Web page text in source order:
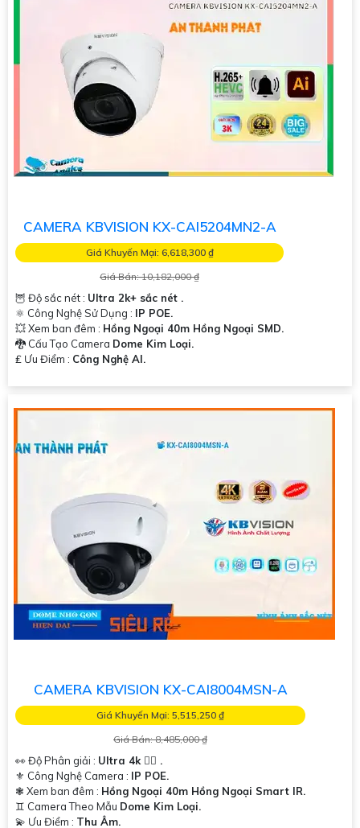
CAMERA KBVISION KX-CAI5204MN2-A
Giá Khuyến Mại: 6,618,300 ₫
Giá Bán: 10,182,000 ₫
🦉 Độ sắc nét : Ultra 2k+ sắc nét .
⚛️ Công Nghệ Sử Dụng : IP POE.
💥 Xem ban đêm : Hồng Ngoại 40m Hồng Ngoại SMD.
🐉️ Cấu Tạo Camera Dome Kim Loại.
️₤ Ưu Điểm : Công Nghệ AI.
CAMERA KBVISION KX-CAI8004MSN-A
Giá Khuyến Mại: 5,515,250 ₫
Giá Bán: 8,485,000 ₫
👀 Độ Phân giải : Ultra 4k 👍🏾 .
⚜️ Công Nghệ Camera : IP POE.
❃ Xem ban đêm : Hồng Ngoại 40m Hồng Ngoại Smart IR.
♊ Camera Theo Mẫu Dome Kim Loại.
️💫 Ưu Điểm : Thu Âm.